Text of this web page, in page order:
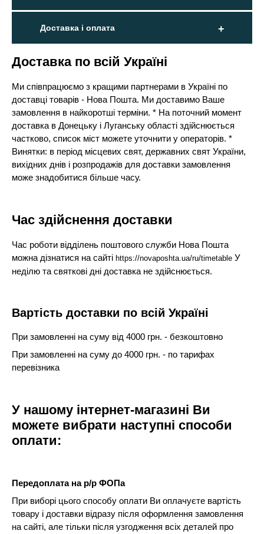
Доставка і оплата
Доставка по всій Україні
Ми співпрацюємо з кращими партнерами в Україні по
доставці товарів - Нова Пошта. Ми доставимо Ваше
замовлення в найкоротші терміни. * На поточний момент
доставка в Донецьку і Луганську області здійснюється
частково, список міст можете уточнити у операторів. *
Винятки: в період місцевих свят, державних свят України,
вихідних днів і розпродажів для доставки замовлення
може знадобитися більше часу.
Час здійснення доставки
Час роботи відділень поштового служби Нова Пошта
можна дізнатися на сайтіhttps://novaposhta.ua/ru/timetable У
неділю та святкові дні доставка не здійснюється.
Вартість доставки по всій Україні
При замовленні на суму від 4000 грн. - безкоштовно
При замовленні на суму до 4000 грн. - по тарифах
перевізника
У нашому інтернет-магазині Ви
можете вибрати наступні способи
оплати:
Передоплата на р/р ФОПа
При виборі цього способу оплати Ви оплачуєте вартість
товару і доставки відразу після оформлення замовлення
на сайті, але тільки після узгодження всіх деталей про